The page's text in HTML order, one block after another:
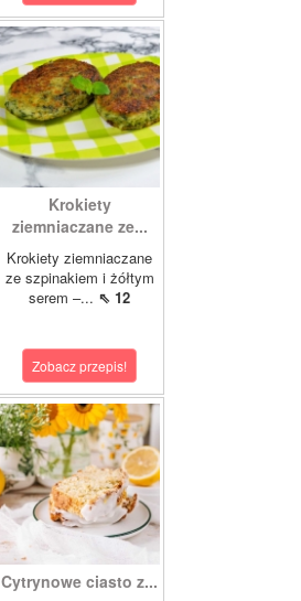
Krokiety
ziemniaczane ze...
Krokiety ziemniaczane
ze szpinakiem i żółtym
serem –... ⇖ 12
Zobacz przepis!
Cytrynowe ciasto z...